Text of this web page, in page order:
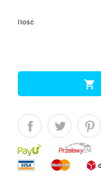
Ilość
